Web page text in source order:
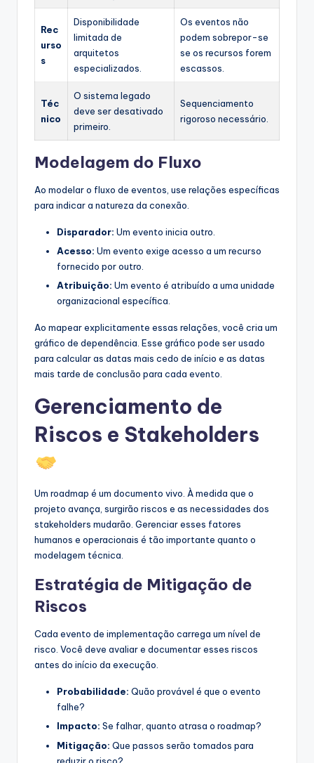
Rec
urso
s
Disponibilidade
limitada de
arquitetos
especializados.
Os eventos não
podem sobrepor-se
se os recursos forem
escassos.
Téc
nico
O sistema legado
deve ser desativado
primeiro.
Sequenciamento
rigoroso necessário.
Modelagem do Fluxo
Ao modelar o fluxo de eventos, use relações específicas
para indicar a natureza da conexão.
Disparador: Um evento inicia outro.
Acesso: Um evento exige acesso a um recurso
fornecido por outro.
Atribuição: Um evento é atribuído a uma unidade
organizacional específica.
Ao mapear explicitamente essas relações, você cria um
gráfico de dependência. Esse gráfico pode ser usado
para calcular as datas mais cedo de início e as datas
mais tarde de conclusão para cada evento.
Gerenciamento de
Riscos e Stakeholders
Um roadmap é um documento vivo. À medida que o
projeto avança, surgirão riscos e as necessidades dos
stakeholders mudarão. Gerenciar esses fatores
humanos e operacionais é tão importante quanto o
modelagem técnica.
Estratégia de Mitigação de
Riscos
Cada evento de implementação carrega um nível de
risco. Você deve avaliar e documentar esses riscos
antes do início da execução.
Probabilidade: Quão provável é que o evento
falhe?
Impacto: Se falhar, quanto atrasa o roadmap?
Mitigação: Que passos serão tomados para
reduzir o risco?